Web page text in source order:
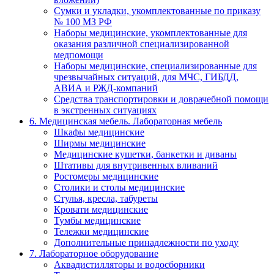
Сумки и укладки, укомплектованные по приказу
№ 100 МЗ РФ
Наборы медицинские, укомплектованные для
оказания различной специализированной
медпомощи
Наборы медицинские, специализированные для
чрезвычайных ситуаций, для МЧС, ГИБДД,
АВИА и РЖД-компаний
Средства транспортировки и доврачебной помощи
в экстренных ситуациях
6. Медицинская мебель. Лабораторная мебель
Шкафы медицинские
Ширмы медицинские
Медицинские кушетки, банкетки и диваны
Штативы для внутривенных вливаний
Ростомеры медицинские
Столики и столы медицинские
Стулья, кресла, табуреты
Кровати медицинские
Тумбы медицинские
Тележки медицинские
Дополнительные принадлежности по уходу
7. Лабораторное оборудование
Аквадистилляторы и водосборники